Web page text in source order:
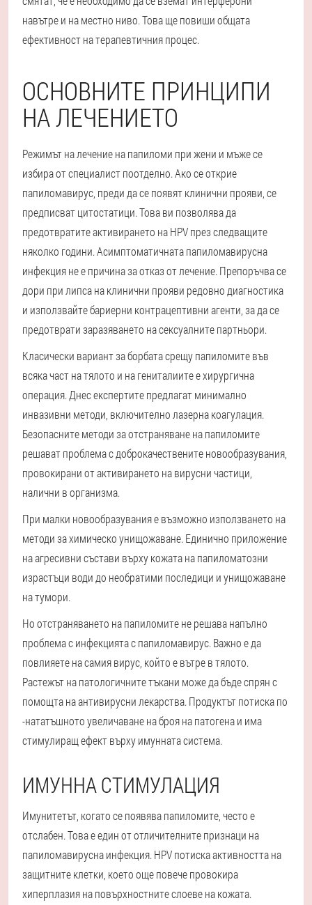
навътре и на местно ниво. Това ще повиши общата
ефективност на терапевтичния процес.
ОСНОВНИТЕ ПРИНЦИПИ
НА ЛЕЧЕНИЕТО
Режимът на лечение на папиломи при жени и мъже се
избира от специалист поотделно. Ако се открие
папиломавирус, преди да се появят клинични прояви, се
предписват цитостатици. Това ви позволява да
предотвратите активирането на HPV през следващите
няколко години. Асимптоматичната папиломавирусна
инфекция не е причина за отказ от лечение. Препоръчва се
дори при липса на клинични прояви редовно диагностика
и използвайте бариерни контрацептивни агенти, за да се
предотврати заразяването на сексуалните партньори.
Класически вариант за борбата срещу папиломите във
всяка част на тялото и на гениталиите е хирургична
операция. Днес експертите предлагат минимално
инвазивни методи, включително лазерна коагулация.
Безопасните методи за отстраняване на папиломите
решават проблема с доброкачествените новообразувания,
провокирани от активирането на вирусни частици,
налични в организма.
При малки новообразувания е възможно използването на
методи за химическо унищожаване. Единично приложение
на агресивни състави върху кожата на папиломатозни
израстъци води до необратими последици и унищожаване
на тумори.
Но отстраняването на папиломите не решава напълно
проблема с инфекцията с папиломавирус. Важно е да
повлияете на самия вирус, който е вътре в тялото.
Растежът на патологичните тъкани може да бъде спрян с
помощта на антивирусни лекарства. Продуктът потиска по
-нататъшното увеличаване на броя на патогена и има
стимулиращ ефект върху имунната система.
ИМУННА СТИМУЛАЦИЯ
Имунитетът, когато се появява папиломите, често е
отслабен. Това е един от отличителните признаци на
папиломавирусна инфекция. HPV потиска активността на
защитните клетки, което още повече провокира
хиперплазия на повърхностните слоеве на кожата.